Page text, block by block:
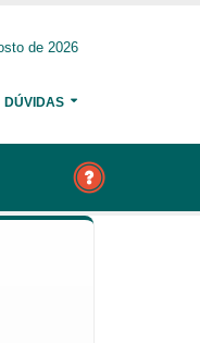
de 2026
DÚVIDAS